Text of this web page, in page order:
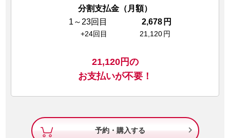
分割支払金（月額）
1～23回目
2,678 円
+24回目 21,120 円
21,120円の
お支払いが不要！
予約・購入する 